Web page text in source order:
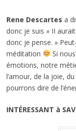
Rene Descartes a
donc je suis » II
donc je pense. »
méditation
Si
émotions, notre
l’amour, de la joie,
pourrons dire de
INTÉRESSANT à